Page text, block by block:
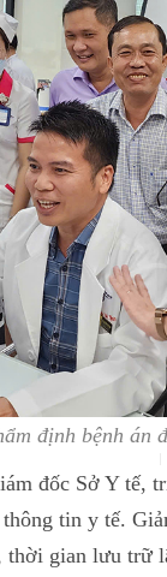
định bệnh án
đốc Sở Y tế,
tin y tế.
gian lưu trữ